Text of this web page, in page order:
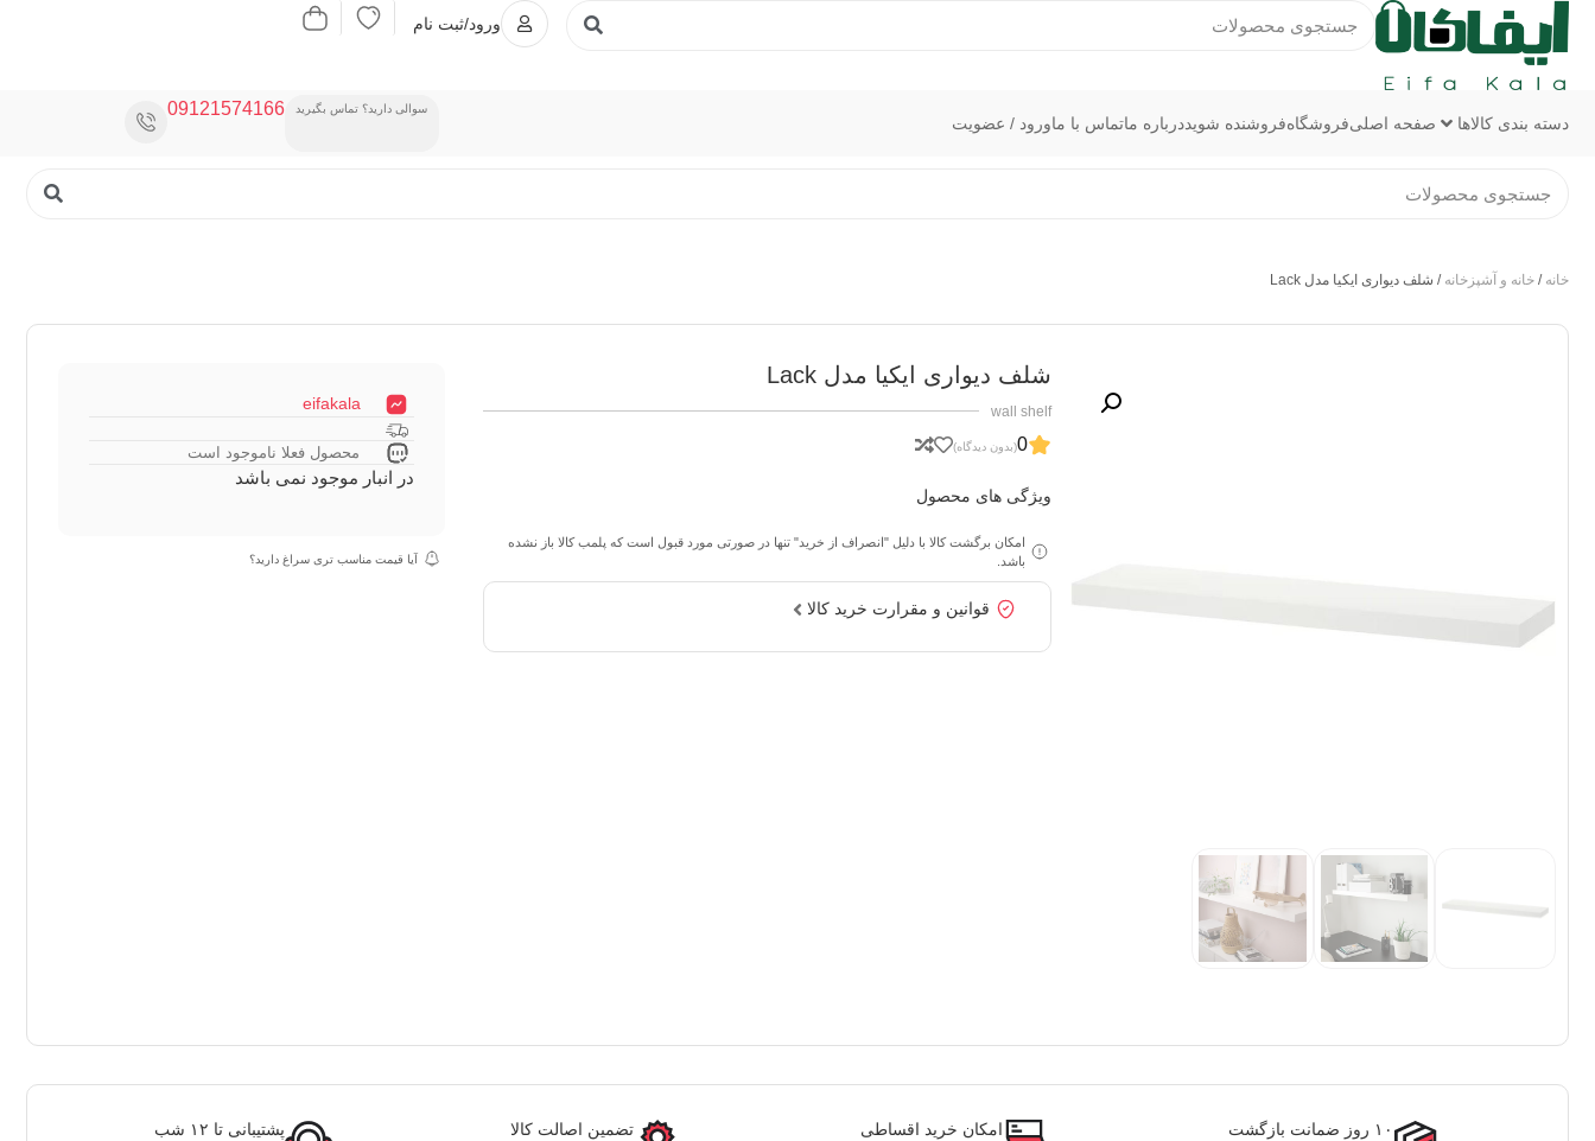
ورود/ثبت نام
دسته بندی کالاها صفحه اصلیفروشگاهفروشنده شویددرباره ماتماس با ماورود / عضویت
سوالی دارید؟ تماس بگیرید 09121574166
خانه / خانه و آشپزخانه / شلف دیواری ایکیا مدل Lack
شلف دیواری ایکیا مدل Lack
wall shelf
0(بدون دیدگاه)
ویژگی های محصول
امکان برگشت کالا با دلیل "انصراف از خرید" تنها در صورتی مورد قبول است که پلمب کالا باز نشده
باشد.
قوانین و مقرارت خرید کالا
eifakala
محصول فعلا ناموجود است
در انبار موجود نمی باشد
آیا قیمت مناسب تری سراغ دارید؟
۱۰ روز ضمانت بازگشت امکان خرید اقساطی تضمین اصالت کالا پشتیبانی تا ۱۲ شب